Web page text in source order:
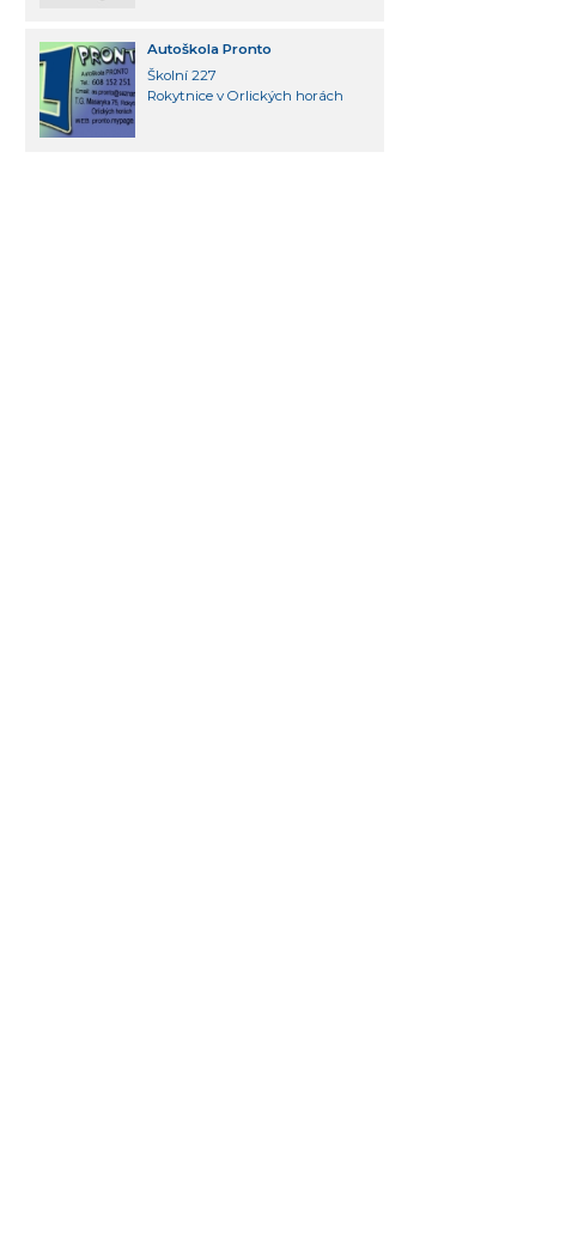
Autoškola Pronto
Školní 227
Rokytnice v Orlických horách